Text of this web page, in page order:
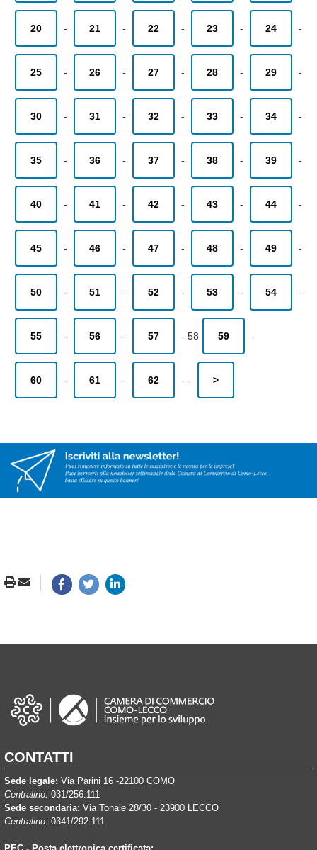
20 - 21 - 22 - 23 - 24 -
25 - 26 - 27 - 28 - 29 -
30 - 31 - 32 - 33 - 34 -
35 - 36 - 37 - 38 - 39 -
40 - 41 - 42 - 43 - 44 -
45 - 46 - 47 - 48 - 49 -
50 - 51 - 52 - 53 - 54 -
55 - 56 - 57 - 58 59 -
60 - 61 - 62 - - >
CONTATTI
Sede legale: Via Parini 16 -22100 COMO
Centralino: 031/256.111
Sede secondaria: Via Tonale 28/30 - 23900 LECCO
Centralino: 0341/292.111